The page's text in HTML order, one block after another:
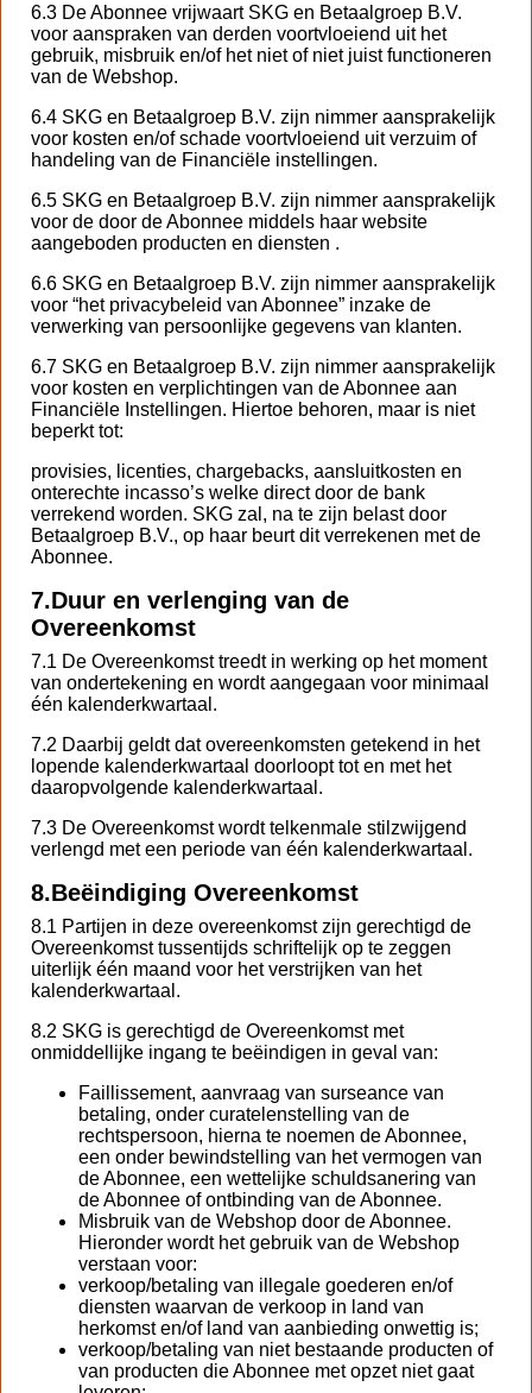
6.3 De Abonnee vrijwaart SKG en Betaalgroep B.V.
voor aanspraken van derden voortvloeiend uit het
gebruik, misbruik en/of het niet of niet juist functioneren
van de Webshop.
6.4 SKG en Betaalgroep B.V. zijn nimmer aansprakelijk
voor kosten en/of schade voortvloeiend uit verzuim of
handeling van de Financiële instellingen.
6.5 SKG en Betaalgroep B.V. zijn nimmer aansprakelijk
voor de door de Abonnee middels haar website
aangeboden producten en diensten .
6.6 SKG en Betaalgroep B.V. zijn nimmer aansprakelijk
voor “het privacybeleid van Abonnee” inzake de
verwerking van persoonlijke gegevens van klanten.
6.7 SKG en Betaalgroep B.V. zijn nimmer aansprakelijk
voor kosten en verplichtingen van de Abonnee aan
Financiële Instellingen. Hiertoe behoren, maar is niet
beperkt tot:
provisies, licenties, chargebacks, aansluitkosten en
onterechte incasso’s welke direct door de bank
verrekend worden. SKG zal, na te zijn belast door
Betaalgroep B.V., op haar beurt dit verrekenen met de
Abonnee.
7.Duur en verlenging van de
Overeenkomst
7.1 De Overeenkomst treedt in werking op het moment
van ondertekening en wordt aangegaan voor minimaal
één kalenderkwartaal.
7.2 Daarbij geldt dat overeenkomsten getekend in het
lopende kalenderkwartaal doorloopt tot en met het
daaropvolgende kalenderkwartaal.
7.3 De Overeenkomst wordt telkenmale stilzwijgend
verlengd met een periode van één kalenderkwartaal.
8.Beëindiging Overeenkomst
8.1 Partijen in deze overeenkomst zijn gerechtigd de
Overeenkomst tussentijds schriftelijk op te zeggen
uiterlijk één maand voor het verstrijken van het
kalenderkwartaal.
8.2 SKG is gerechtigd de Overeenkomst met
onmiddellijke ingang te beëindigen in geval van:
Faillissement, aanvraag van surseance van
betaling, onder curatelenstelling van de
rechtspersoon, hierna te noemen de Abonnee,
een onder bewindstelling van het vermogen van
de Abonnee, een wettelijke schuldsanering van
de Abonnee of ontbinding van de Abonnee.
Misbruik van de Webshop door de Abonnee.
Hieronder wordt het gebruik van de Webshop
verstaan voor:
verkoop/betaling van illegale goederen en/of
diensten waarvan de verkoop in land van
herkomst en/of land van aanbieding onwettig is;
verkoop/betaling van niet bestaande producten of
van producten die Abonnee met opzet niet gaat